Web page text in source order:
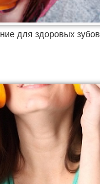
для здоровых зубов